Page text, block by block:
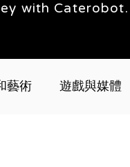
with Caterobot.
藝術 遊戲與媒體